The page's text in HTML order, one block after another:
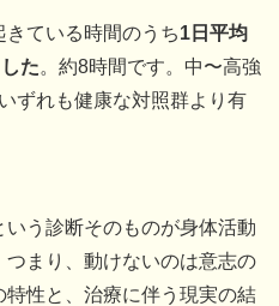
ている時間のうち1日平均
た。約8時間です。中〜高強
ずれも健康な対照群より有
う診断そのものが身体活動
まり、動けないのは意志の
性と、治療に伴う現実の結